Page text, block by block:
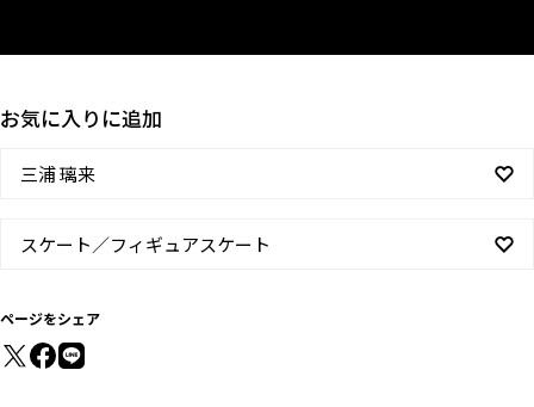
お気に入りに追加
三浦 璃来
スケート／フィギュアスケート
ページをシェア